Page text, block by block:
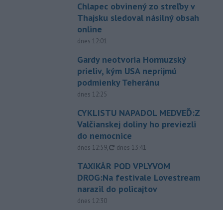
Chlapec obvinený zo streľby v
Thajsku sledoval násilný obsah
online
dnes 12:01
Gardy neotvoria Hormuzský
prieliv, kým USA neprijmú
podmienky Teheránu
dnes 12:25
CYKLISTU NAPADOL MEDVEĎ:Z
Valčianskej doliny ho previezli
do nemocnice
dnes 12:59, aktualizované
dnes 13:41
TAXIKÁR POD VPLYVOM
DROG:Na festivale Lovestream
narazil do policajtov
dnes 12:30